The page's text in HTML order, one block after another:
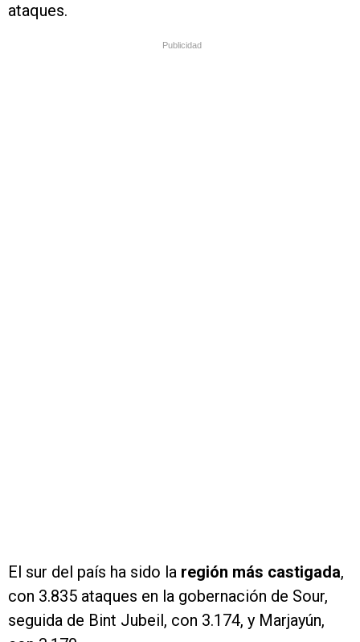
ataques.
Publicidad
El sur del país ha sido la región más castigada,
con 3.835 ataques en la gobernación de Sour,
seguida de Bint Jubeil, con 3.174, y Marjayún,